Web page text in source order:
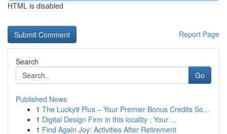
HTML is disabled
Report Page
Search
Go
Published News
1 The Lucky9 Plus – Your Premier Bonus Credits So...
1 Digital Design Firm in this locality : Your ...
1 Find Again Joy: Activities After Retirement